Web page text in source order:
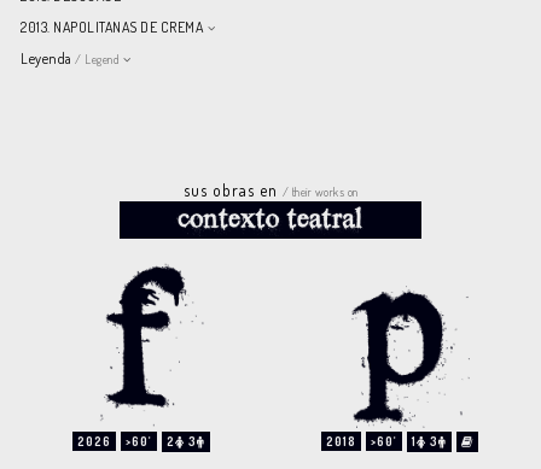
2013. NAPOLITANAS DE CREMA
Leyenda / Legend
sus obras en / their works on
2026 >60' 2 3 2018 >60' 1 3